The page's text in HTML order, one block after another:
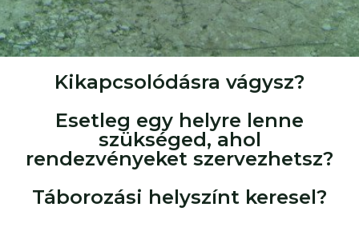
Kikapcsolódásra vágysz?
Esetleg egy helyre lenne
szükséged, ahol
rendezvényeket szervezhetsz?
Táborozási helyszínt keresel?